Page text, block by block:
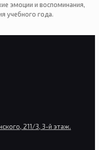
эмоции и воспоминания,
учебного года.
211/3, 3-й этаж.